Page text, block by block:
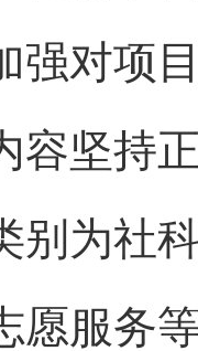
强对项
容坚持
别为社
愿服务